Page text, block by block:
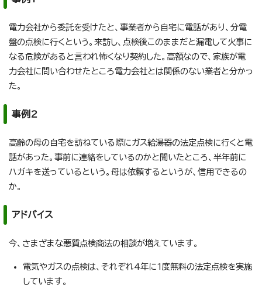
電力会社から委託を受けたと、事業者から自宅に電話があり、分電
盤の点検に行くという。来訪し、点検後このままだと漏電して火事に
なる危険があると言われ怖くなり契約した。高額なので、家族が電
力会社に問い合わせたところ電力会社とは関係のない業者と分かっ
た。
事例2
高齢の母の自宅を訪ねている際にガス給湯器の法定点検に行くと電
話があった。事前に連絡をしているのかと聞いたところ、半年前に
ハガキを送っているという。母は依頼するというが、信用できるの
か。
アドバイス
今、さまざまな悪質点検商法の相談が増えています。
電気やガスの点検は、それぞれ4年に1度無料の法定点検を実施
しています。